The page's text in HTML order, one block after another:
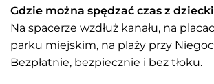
Gdzie można spędzać czas z
Na spacerze wzdłuż kanału, na
parku miejskim, na plaży przy
Bezpłatnie, bezpiecznie i bez tłoku.